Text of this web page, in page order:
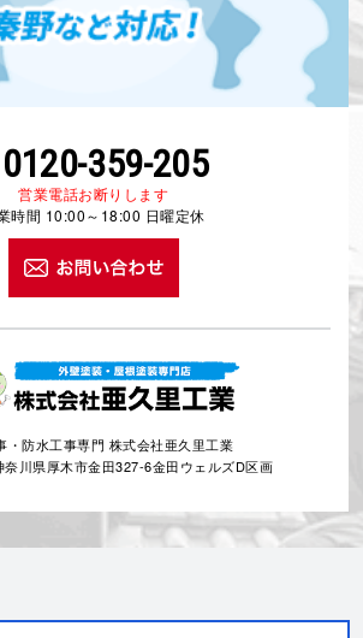
0120-359-205
営業電話お断りします
時間 10:00～18:00 日曜定休
・防水工事専門 株式会社亜久里工業
川県厚木市金田327-6金田ウェルズD区画